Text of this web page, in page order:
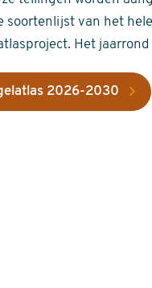
soortenlijst van het
Het jaarrond
2026-2030